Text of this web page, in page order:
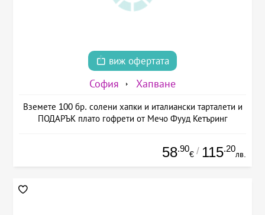
виж офертата
София Хапване
Вземете 100 бр. солени хапки и италиански тарталети и
ПОДАРЪК плато гофрети от Мечо Фууд Кетъринг
58.90
€ / 115.20
лв.